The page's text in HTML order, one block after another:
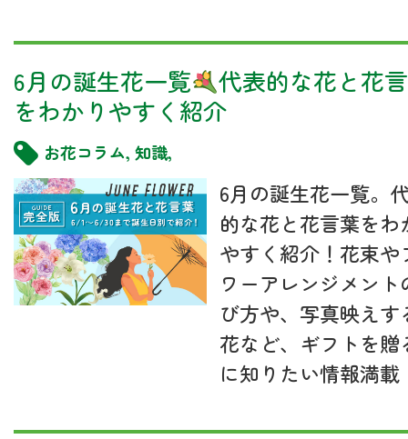
6月の誕生花一覧
代表的な花と花
をわかりやすく紹介
お花コラム, 知識,
6月の誕生花一覧。
的な花と花言葉をわ
やすく紹介！花束や
ワーアレンジメント
び方や、写真映えす
花など、ギフトを贈
に知りたい情報満載